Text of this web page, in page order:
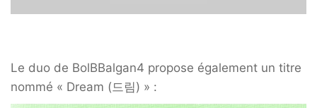
Le duo de BolBBalgan4 propose également un titre
nommé « Dream (드림) » :